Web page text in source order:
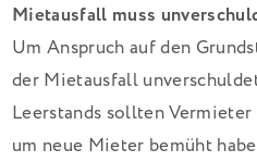
Mietausfall muss
Um Anspruch auf den
der Mietausfall
Leerstands sollten Vermieter
um neue Mieter bemüht